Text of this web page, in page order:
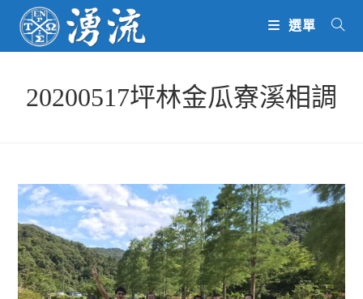
content
選單
20200517坪林金瓜寮溪相調